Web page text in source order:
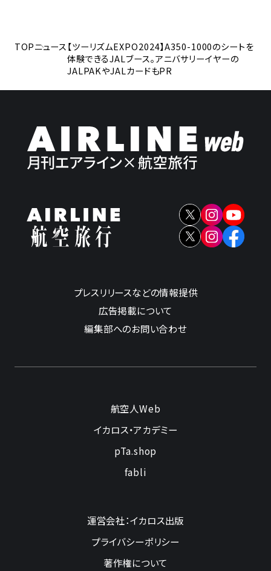
TOPニュース 【ツーリズムEXPO2024】A350-1000のシートを
体験できるJALブース。アニバサリーイヤーの
JALPAKやJALカードもPR
プレスリリースなどの情報提供
広告掲載について
編集部へのお問い合わせ
航空人Web
イカロス・アカデミー
pTa.shop
fabli
運営会社：イカロス出版
プライバシーポリシー
著作権について